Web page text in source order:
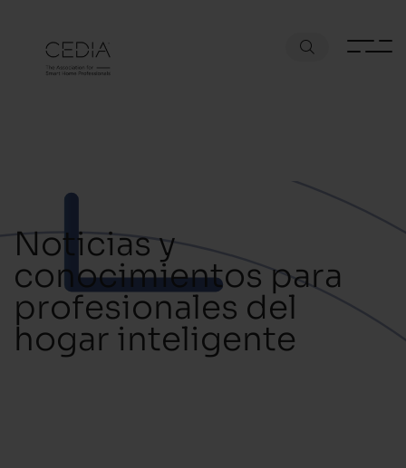
Noticias y
conocimientos para
profesionales del
hogar inteligente